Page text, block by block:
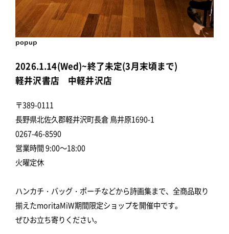
popup
2026.1.14(Wed)~終了未定(3月末頃まで)
軽井沢書店 中軽井沢店
〒389-0111
長野県北佐久郡軽井沢町長倉 鳥井原1690-1
0267-46-8590
営業時間 9:00～18:00
火曜定休
ハンカチ・バッグ・ポーチなどから詩画集まで、全商品取り
揃えたmoritaMiW期間限定ショップを開催中です。
ぜひお立ち寄りください。